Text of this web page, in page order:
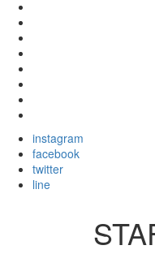
instagram
facebook
twitter
line